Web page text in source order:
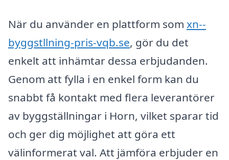
När du använder en plattform som xn--
byggstllning-pris-vqb.se, gör du det
enkelt att inhämtar dessa erbjudanden.
Genom att fylla i en enkel form kan du
snabbt få kontakt med flera leverantörer
av byggställningar i Horn, vilket sparar tid
och ger dig möjlighet att göra ett
välinformerat val. Att jämföra erbjuder en